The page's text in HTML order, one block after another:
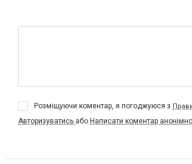
Розміщуючи коментар, я погоджуюся з
Авторизуватись або Написати коментар анонімно